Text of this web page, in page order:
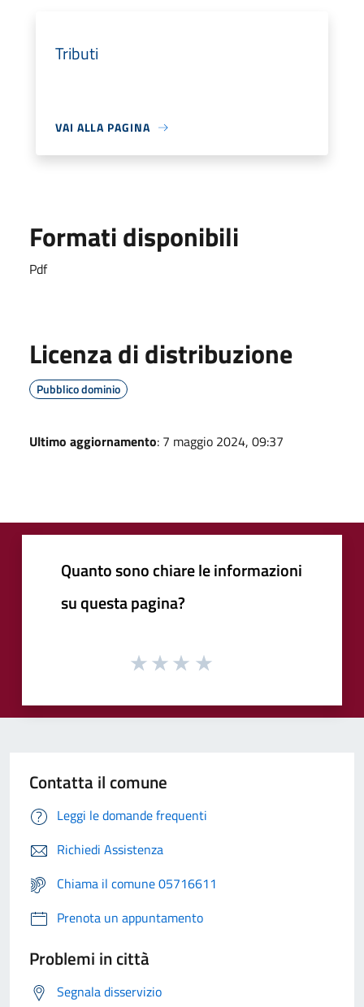
Tributi
VAI ALLA PAGINA
Formati disponibili
Pdf
Licenza di distribuzione
Pubblico dominio
Ultimo aggiornamento: 7 maggio 2024, 09:37
Quanto sono chiare le informazioni
su questa pagina?
Contatta il comune
Leggi le domande frequenti
Richiedi Assistenza
Chiama il comune 05716611
Prenota un appuntamento
Problemi in città
Segnala disservizio